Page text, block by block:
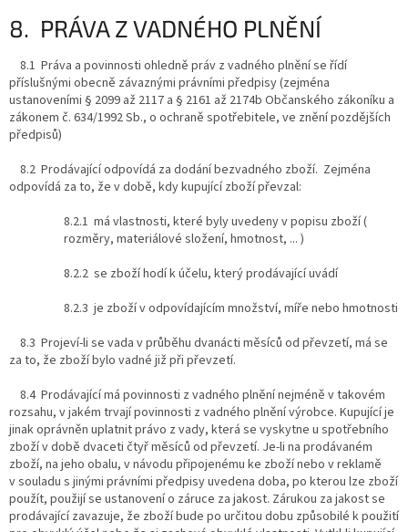
8. PRÁVA Z VADNÉHO PLNĚNÍ
8.1 Práva a povinnosti ohledně práv z vadného plnění se řídí
příslušnými obecně závaznými právními předpisy (zejména
ustanoveními § 2099 až 2117 a § 2161 až 2174b Občanského zákoníku a
zákonem č. 634/1992 Sb., o ochraně spotřebitele, ve znění pozdějších
předpisů)
8.2 Prodávající odpovídá za dodání bezvadného zboží. Zejména
odpovídá za to, že v době, kdy kupující zboží převzal:
8.2.1 má vlastnosti, které byly uvedeny v popisu zboží (
rozměry, materiálové složení, hmotnost, ... )
8.2.2 se zboží hodí k účelu, který prodávající uvádí
8.2.3 je zboží v odpovídajícím množství, míře nebo hmotnosti
8.3 Projeví-li se vada v průběhu dvanácti měsíců od převzetí, má se
za to, že zboží bylo vadné již při převzetí.
8.4 Prodávající má povinnosti z vadného plnění nejméně v takovém
rozsahu, v jakém trvají povinnosti z vadného plnění výrobce. Kupující je
jinak oprávněn uplatnit právo z vady, která se vyskytne u spotřebního
zboží v době dvaceti čtyř měsíců od převzetí. Je-li na prodávaném
zboží, na jeho obalu, v návodu připojenému ke zboží nebo v reklamě
v souladu s jinými právními předpisy uvedena doba, po kterou lze zboží
použít, použijí se ustanovení o záruce za jakost. Zárukou za jakost se
prodávající zavazuje, že zboží bude po určitou dobu způsobilé k použití